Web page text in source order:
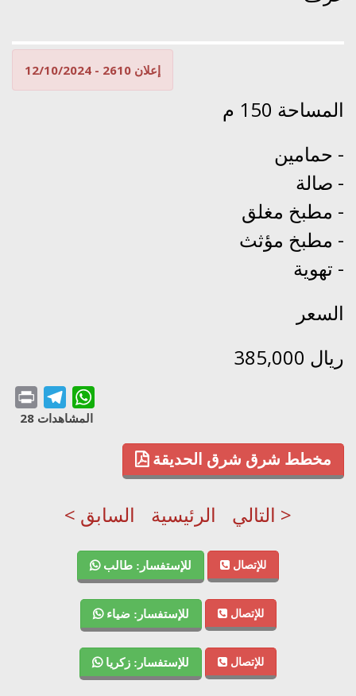
إعلان 2610 - 12/10/2024
المساحة 150 م
حمامين -
صالة -
مطبخ مغلق -
مطبخ مؤثث -
تهوية -
السعر
385,000 ريال
Print Telegram
المشاهدات 28
مخطط شرق شرق الحديقة
< السابق الرئيسية التالي >
للإستفسار: طالب للإتصال
للإستفسار: ضياء للإتصال
للإستفسار: زكريا للإتصال